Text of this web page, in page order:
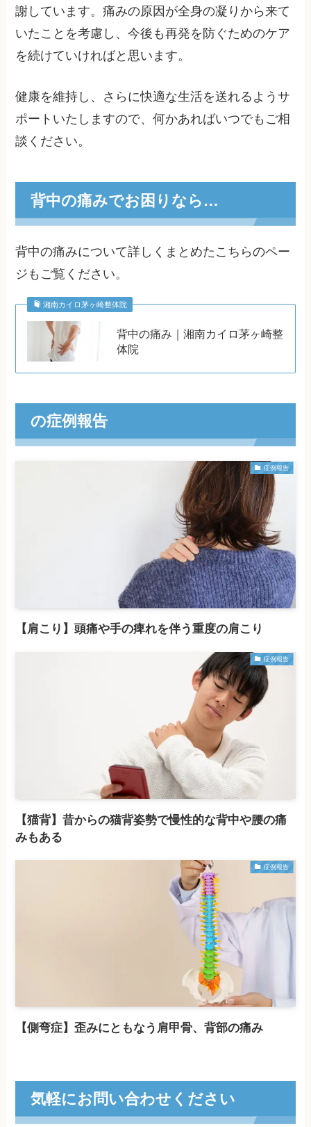
謝しています。痛みの原因が全身の凝りから来て
いたことを考慮し、今後も再発を防ぐためのケア
を続けていければと思います。
健康を維持し、さらに快適な生活を送れるようサ
ポートいたしますので、何かあればいつでもご相
談ください。
背中の痛みでお困りなら…
背中の痛みについて詳しくまとめたこちらのペー
ジもご覧ください。
湘南カイロ茅ヶ崎整体院
背中の痛み｜湘南カイロ茅ヶ崎整
体院
の症例報告
症例報告
【肩こり】頭痛や手の痺れを伴う重度の肩こり
症例報告
【猫背】昔からの猫背姿勢で慢性的な背中や腰の痛
みもある
症例報告
【側弯症】歪みにともなう肩甲骨、背部の痛み
気軽にお問い合わせください